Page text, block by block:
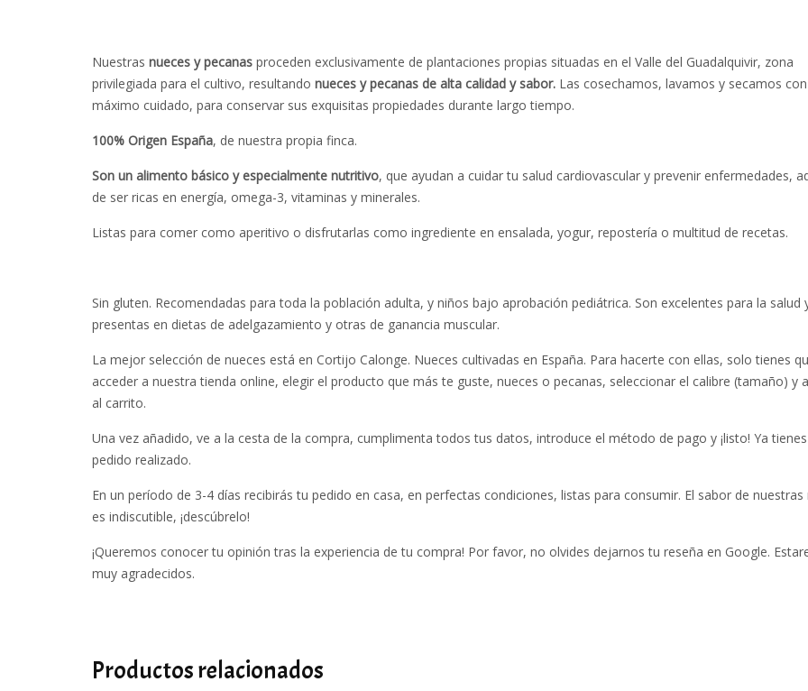
Nuestras nueces y pecanas proceden exclusivamente de plantaciones propias situadas en el Valle del Guadalquivir, zona
privilegiada para el cultivo, resultando nueces y pecanas de alta calidad y sabor. Las cosechamos, lavamos y secamos
máximo cuidado, para conservar sus exquisitas propiedades durante largo tiempo.
100% Origen España, de nuestra propia finca.
Son un alimento básico y especialmente nutritivo, que ayudan a cuidar tu salud cardiovascular y prevenir enfermedades,
de ser ricas en energía, omega-3, vitaminas y minerales.
Listas para comer como aperitivo o disfrutarlas como ingrediente en ensalada, yogur, repostería o multitud de recetas.
Sin gluten. Recomendadas para toda la población adulta, y niños bajo aprobación pediátrica. Son excelentes para la salud
presentas en dietas de adelgazamiento y otras de ganancia muscular.
La mejor selección de nueces está en Cortijo Calonge. Nueces cultivadas en España. Para hacerte con ellas, solo tienes
acceder a nuestra tienda online, elegir el producto que más te guste, nueces o pecanas, seleccionar el calibre (tamaño) y
al carrito.
Una vez añadido, ve a la cesta de la compra, cumplimenta todos tus datos, introduce el método de pago y ¡listo! Ya
pedido realizado.
En un período de 3-4 días recibirás tu pedido en casa, en perfectas condiciones, listas para consumir. El sabor de nuestras
es indiscutible, ¡descúbrelo!
¡Queremos conocer tu opinión tras la experiencia de tu compra! Por favor, no olvides dejarnostu reseña en Google.
muy agradecidos.
Productos relacionados